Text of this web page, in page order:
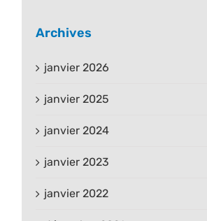
Archives
janvier 2026
janvier 2025
janvier 2024
janvier 2023
janvier 2022